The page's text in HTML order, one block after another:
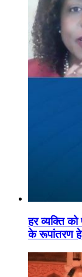
हर व्यक्ति
के रूपांतरण